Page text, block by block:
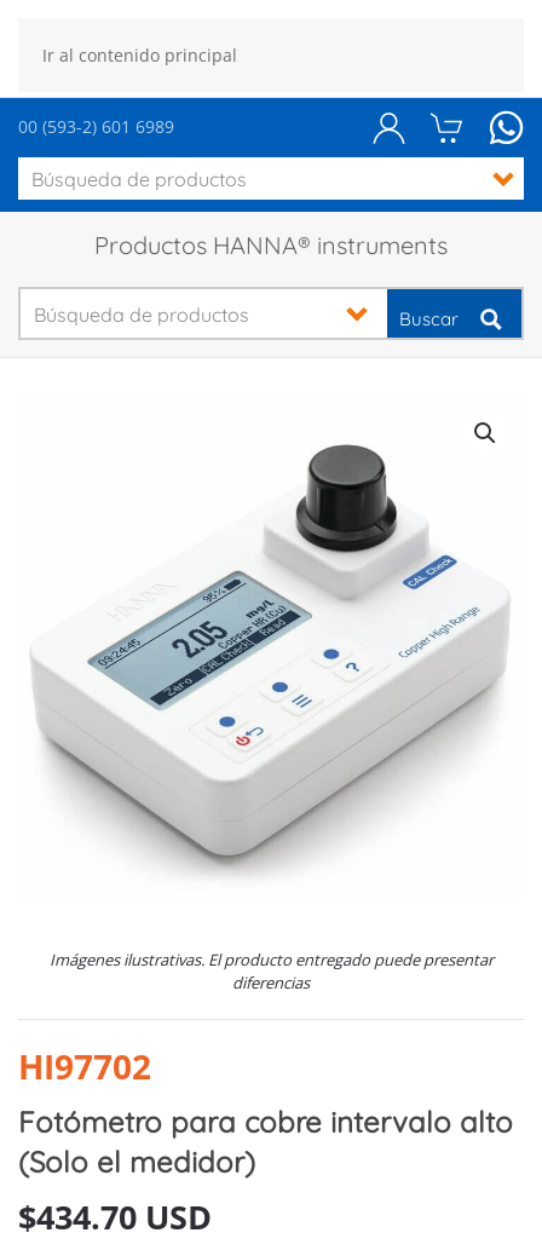
Ir al contenido principal
00 (593-2) 601 6989
Productos HANNA® instruments
Buscar
Imágenes ilustrativas. El producto entregado puede presentar
diferencias
HI97702
Fotómetro para cobre intervalo alto
(Solo el medidor)
$434.70 USD